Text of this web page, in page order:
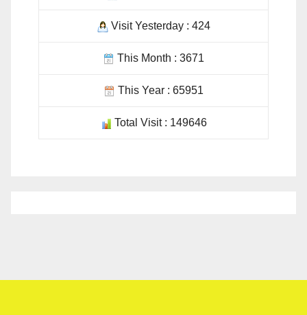
This Month : 3671
This Year : 65951
Total Visit : 149646